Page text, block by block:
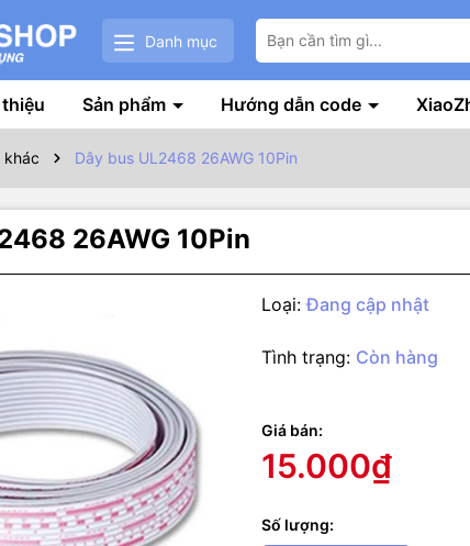
Danh mục
Sản phẩm Hướng dẫn code
Dây bus UL2468 26AWG 10Pin
26AWG 10Pin
Loại: Đang cập nhật
Tình trạng: Còn hàng
Giá bán:
15.000₫
Số lượng:
Thông số kỹ thuật
Dây cápUL2468 26AWG 10P pitch 2.54mm
Lưu ý màu sắc có thể thay đổi tùy đợt hàng